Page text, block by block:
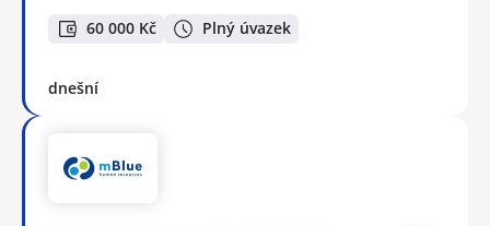
60 000 Kč Plný úvazek
dnešní